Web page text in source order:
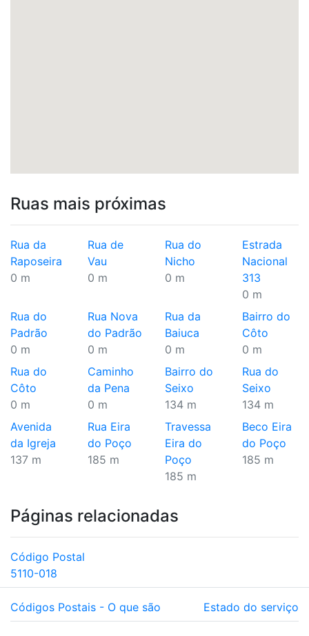
Ruas mais próximas
Rua da
Raposeira
0 m
Rua de
Vau
0 m
Rua do
Nicho
0 m
Estrada
Nacional
313
0 m
Rua do
Padrão
0 m
Rua Nova
do Padrão
0 m
Rua da
Baiuca
0 m
Bairro do
Côto
0 m
Rua do
Côto
0 m
Caminho
da Pena
0 m
Bairro do
Seixo
134 m
Rua do
Seixo
134 m
Avenida
da Igreja
137 m
Rua Eira
do Poço
185 m
Travessa
Eira do
Poço
185 m
Beco Eira
do Poço
185 m
Páginas relacionadas
Código Postal
5110-018
Códigos Postais - O que são Estado do serviço